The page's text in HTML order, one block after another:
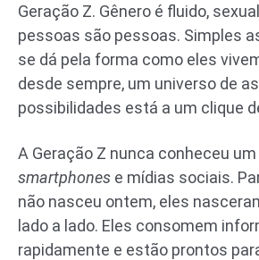
Geração Z. Gênero é fluido,
pessoas são pessoas. Simples
se dá pela forma como eles
desde sempre, um universo de
possibilidades está a um clique
A Geração Z nunca conheceu
smartphones e mídias sociais.
não nasceu ontem, eles
lado a lado. Eles consomem
rapidamente e estão prontos